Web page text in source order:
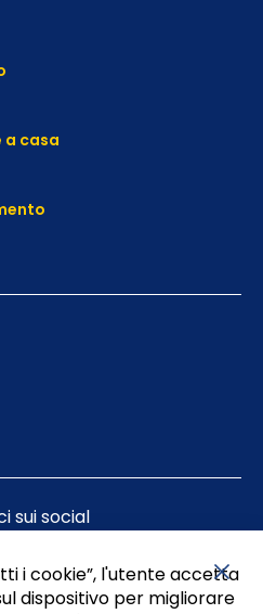
a casa
sui social
i cookie”, l'utente accetta
dispositivo per migliorare